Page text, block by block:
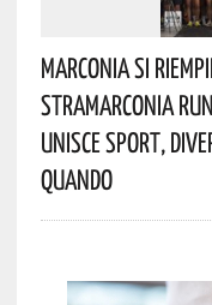
Marconia Si
StraMarconia
Unisce Sport,
Quando